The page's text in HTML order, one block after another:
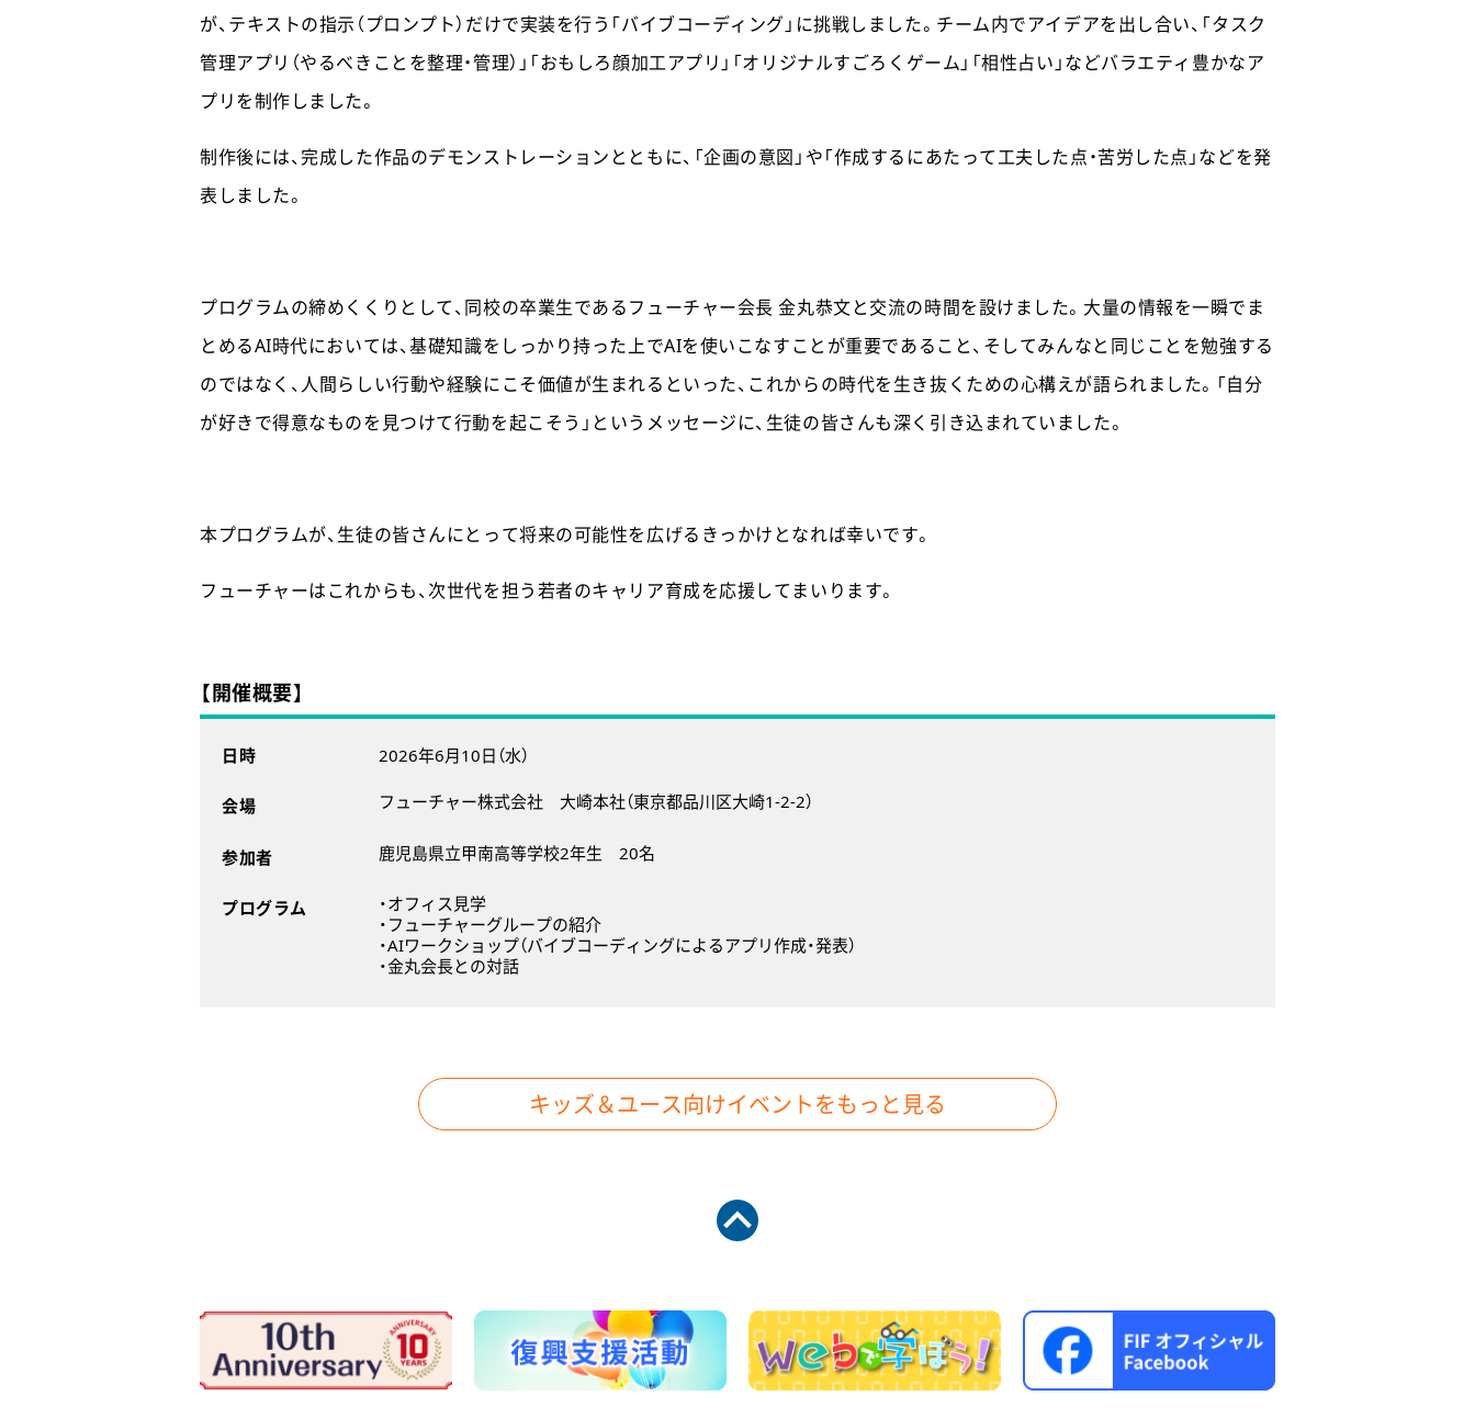
が、テキストの指示（プロンプト）だけで実装を行う「バイブコーディング」に挑戦しました。チーム内でアイデアを出し合い、「タスク
管理アプリ（やるべきことを整理・管理）」「おもしろ顔加工アプリ」「オリジナルすごろくゲーム」「相性占い」などバラエティ豊かなア
プリを制作しました。
制作後には、完成した作品のデモンストレーションとともに、「企画の意図」や「作成するにあたって工夫した点・苦労した点」などを発
表しました。
プログラムの締めくくりとして、同校の卒業生であるフューチャー会長 金丸恭文と交流の時間を設けました。大量の情報を一瞬でま
とめるAI時代においては、基礎知識をしっかり持った上でAIを使いこなすことが重要であること、そしてみんなと同じことを勉強する
のではなく、人間らしい行動や経験にこそ価値が生まれるといった、これからの時代を生き抜くための心構えが語られました。「自分
が好きで得意なものを見つけて行動を起こそう」というメッセージに、生徒の皆さんも深く引き込まれていました。
本プログラムが、生徒の皆さんにとって将来の可能性を広げるきっかけとなれば幸いです。
フューチャーはこれからも、次世代を担う若者のキャリア育成を応援してまいります。
【開催概要】
日時 2026年6月10日（水）
会場 フューチャー株式会社 大崎本社（東京都品川区大崎1-2-2）
参加者 鹿児島県立甲南高等学校2年生 20名
プログラム
・オフィス見学
・フューチャーグループの紹介
・AIワークショップ（バイブコーディングによるアプリ作成・発表）
・金丸会長との対話
キッズ＆ユース向けイベントをもっと見る